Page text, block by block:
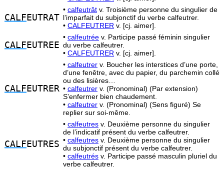
CALF EUTRAT
• calfeutrât v. Troisième personne du singulier de
l’imparfait du subjonctif du verbe calfeutrer.
• CALFEUTRER v. [cj. aimer].
CALF EUTREE
• calfeutrée v. Participe passé féminin singulier
du verbe calfeutrer.
• CALFEUTRER v. [cj. aimer].
CALF EUTRER
• calfeutrer v. Boucher les interstices d’une porte,
d’une fenêtre, avec du papier, du parchemin collé
ou des lisières…
• calfeutrer v. (Pronominal) (Par extension)
S’enfermer bien chaudement.
• calfeutrer v. (Pronominal) (Sens figuré) Se
replier sur soi-même.
CALF EUTRES
• calfeutres v. Deuxième personne du singulier
de l’indicatif présent du verbe calfeutrer.
• calfeutres v. Deuxième personne du singulier
du subjonctif présent du verbe calfeutrer.
• calfeutrés v. Participe passé masculin pluriel du
verbe calfeutrer.